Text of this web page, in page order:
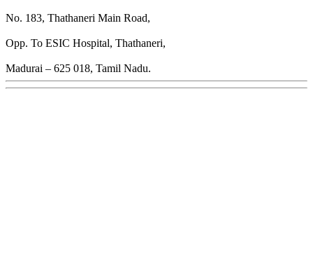
No. 183, Thathaneri Main Road,
Opp. To ESIC Hospital, Thathaneri,
Madurai – 625 018, Tamil Nadu.